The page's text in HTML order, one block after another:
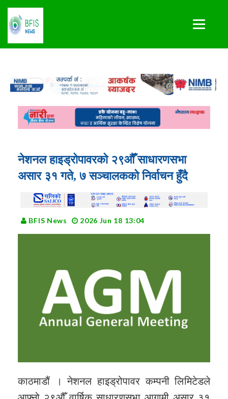
नेशनल हाइड्रोपावरको २९औँ साधारणसभा
असार ३१ गते, ७ सञ्चालकको निर्वाचन हुँदै
BFIS News 2026 Jun 18 13:04
काठमाडौं । नेशनल हाइड्रोपावर कम्पनी लिमिटेडले